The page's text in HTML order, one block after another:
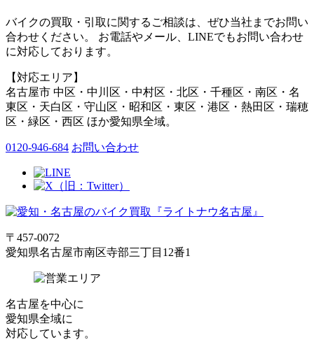
バイクの買取・引取に関するご相談は、ぜひ当社までお問い
合わせください。 お電話やメール、LINEでもお問い合わせ
に対応しております。
【対応エリア】
名古屋市 中区・中川区・中村区・北区・千種区・南区・名
東区・天白区・守山区・昭和区・東区・港区・熱田区・瑞穂
区・緑区・西区 ほか愛知県全域。
0120-946-684 お問い合わせ
〒457-0072
愛知県名古屋市南区寺部三丁目12番1
名古屋を中心に
愛知県全域に
対応しています。